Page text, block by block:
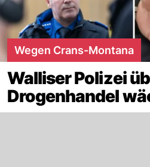
Wegen Crans-Montana
Walliser Polizei
Drogenhandel